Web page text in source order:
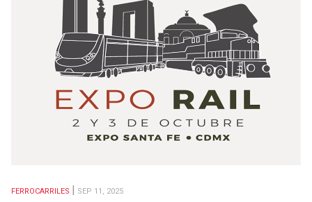
FERROCARRILES SEP 11, 2025